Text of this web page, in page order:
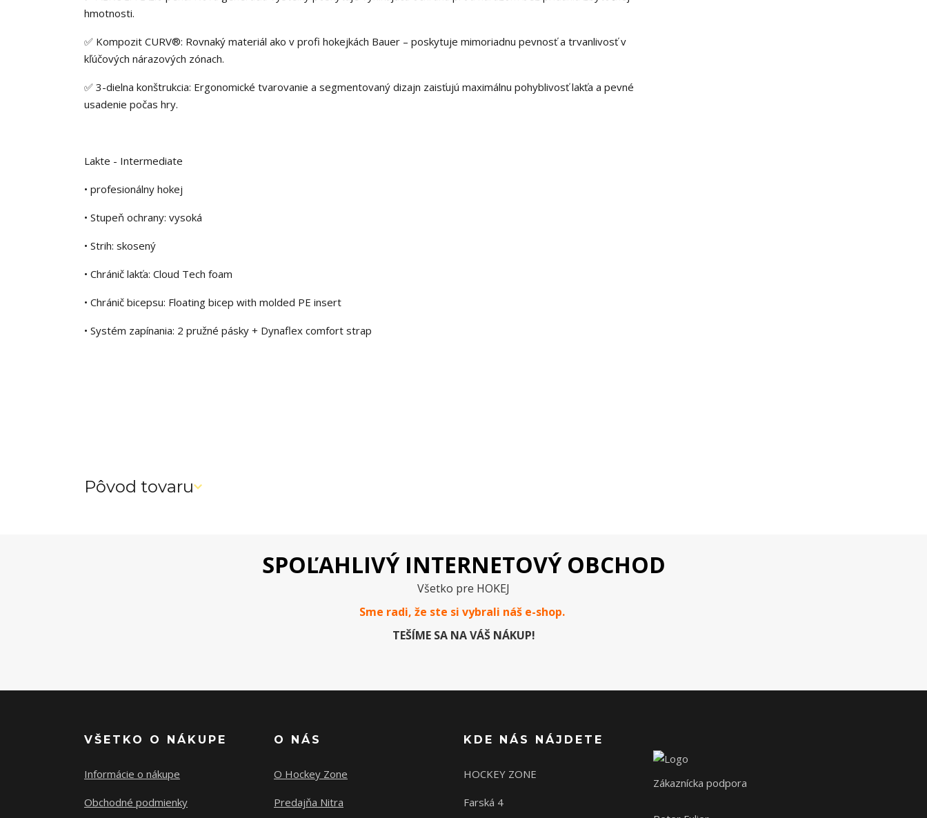
hmotnosti.
✅ Kompozit CURV®: Rovnaký materiál ako v profi hokejkách Bauer – poskytuje mimoriadnu pevnosť a trvanlivosť v
kľúčových nárazových zónach.
✅ 3-dielna konštrukcia: Ergonomické tvarovanie a segmentovaný dizajn zaisťujú maximálnu pohyblivosť lakťa a pevné
usadenie počas hry.
Lakte - Intermediate
• profesionálny hokej
• Stupeň ochrany: vysoká
• Strih: skosený
• Chránič lakťa: Cloud Tech foam
• Chránič bicepsu: Floating bicep with molded PE insert
• Systém zapínania: 2 pružné pásky + Dynaflex comfort strap
Pôvod tovaru
SPOĽAHLIVÝ INTERNETOVÝ OBCHOD
Všetko pre HOKEJ
Sme radi, že ste si vybrali náš e-shop.
TEŠÍME SA NA VÁŠ NÁKUP!
VŠETKO O NÁKUPE
Informácie o nákupe
Obchodné podmienky
O NÁS
O Hockey Zone
Predajňa Nitra
KDE NÁS NÁJDETE
HOCKEY ZONE
Farská 4
Zákaznícka podpora